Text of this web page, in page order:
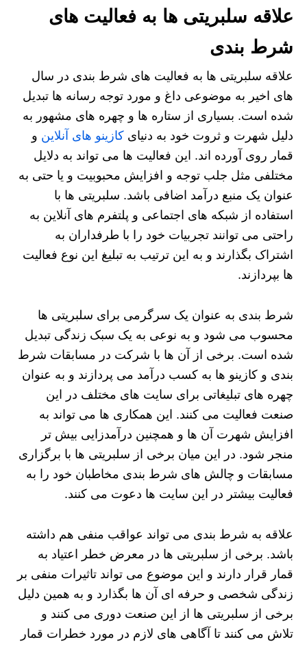
علاقه سلبریتی ها به فعالیت های
شرط بندی
علاقه سلبریتی‌ ها به فعالیت‌ های شرط‌ بندی در سال‌
های اخیر به موضوعی داغ و مورد توجه رسانه‌ ها تبدیل
شده است. بسیاری از ستاره‌ ها و چهره‌ های مشهور به
دلیل شهرت و ثروت خود به دنیای کازینو های آنلاین و
قمار روی آورده‌ اند. این فعالیت‌ ها می‌ تواند به دلایل
مختلفی مثل جلب توجه و افزایش محبوبیت و یا حتی به
عنوان یک منبع درآمد اضافی باشد. سلبریتی‌ ها با
استفاده از شبکه‌ های اجتماعی و پلتفرم‌ های آنلاین به
راحتی می‌ توانند تجربیات خود را با طرفداران به
اشتراک بگذارند و به این ترتیب به تبلیغ این نوع فعالیت‌
ها بپردازند.
شرط‌ بندی به عنوان یک سرگرمی برای سلبریتی‌ ها
محسوب می‌ شود و به نوعی به یک سبک زندگی تبدیل
شده است. برخی از آن‌ ها با شرکت در مسابقات شرط‌
بندی و کازینو ها به کسب درآمد می‌ پردازند و به عنوان
چهره‌ های تبلیغاتی برای سایت های مختلف در این
صنعت فعالیت می‌ کنند. این همکاری‌ ها می‌ تواند به
افزایش شهرت آن‌ ها و همچنین درآمدزایی بیش تر
منجر شود. در این میان برخی از سلبریتی‌ ها با برگزاری
مسابقات و چالش‌ های شرط‌ بندی مخاطبان خود را به
فعالیت بیشتر در این سایت ها دعوت می کنند.
علاقه به شرط‌ بندی می‌ تواند عواقب منفی هم داشته
باشد. برخی از سلبریتی‌ ها در معرض خطر اعتیاد به
قمار قرار دارند و این موضوع می‌ تواند تاثیرات منفی بر
زندگی شخصی و حرفه‌ ای آن‌ ها بگذارد و به همین دلیل
برخی از سلبریتی‌ ها از این صنعت دوری می کنند و
تلاش می‌ کنند تا آگاهی‌ های لازم در مورد خطرات قمار